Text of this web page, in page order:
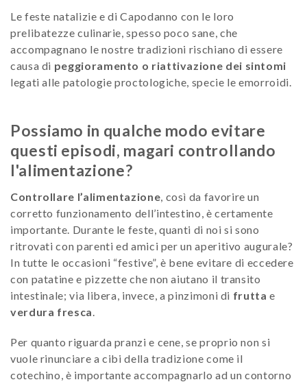
Le feste natalizie e di Capodanno con le loro
prelibatezze culinarie, spesso poco sane, che
accompagnano le nostre tradizioni rischiano di essere
causa di peggioramento o riattivazione dei sintomi
legati alle patologie proctologiche, specie le emorroidi.
Possiamo in qualche modo evitare
questi episodi, magari controllando
l'alimentazione?
Controllare l’alimentazione, così da favorire un
corretto funzionamento dell’intestino, è certamente
importante. Durante le feste, quanti di noi si sono
ritrovati con parenti ed amici per un aperitivo augurale?
In tutte le occasioni “festive”, è bene evitare di eccedere
con patatine e pizzette che non aiutano il transito
intestinale; via libera, invece, a pinzimoni di frutta e
verdura fresca.
Per quanto riguarda pranzi e cene, se proprio non si
vuole rinunciare a cibi della tradizione come il
cotechino, è importante accompagnarlo ad un contorno